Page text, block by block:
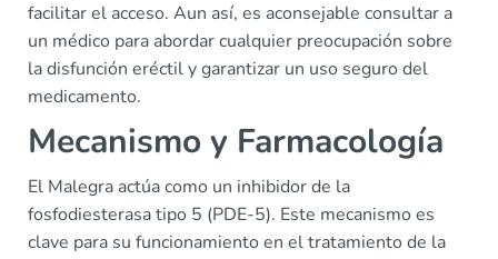
facilitar el acceso. Aun así, es aconsejable consultar a
un médico para abordar cualquier preocupación sobre
la disfunción eréctil y garantizar un uso seguro del
medicamento.
Mecanismo y Farmacología
El Malegra actúa como un inhibidor de la
fosfodiesterasa tipo 5 (PDE-5). Este mecanismo es
clave para su funcionamiento en el tratamiento de la